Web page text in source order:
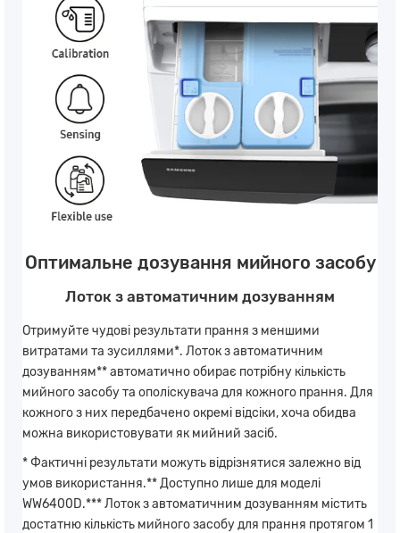
Оптимальне дозування мийного засобу
Лоток з автоматичним дозуванням
Отримуйте чудові результати прання з меншими
витратами та зусиллями*. Лоток з автоматичним
дозуванням** автоматично обирає потрібну кількість
мийного засобу та ополіскувача для кожного прання. Для
кожного з них передбачено окремі відсіки, хоча обидва
можна використовувати як мийний засіб.
* Фактичні результати можуть відрізнятися залежно від
умов використання.** Доступно лише для моделі
WW6400D.*** Лоток з автоматичним дозуванням містить
достатню кількість мийного засобу для прання протягом 1